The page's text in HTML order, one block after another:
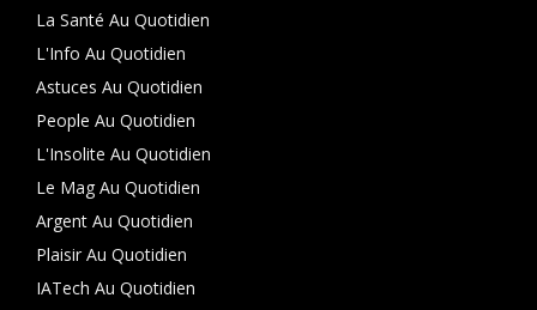
La Santé Au Quotidien
L'Info Au Quotidien
Astuces Au Quotidien
People Au Quotidien
L'Insolite Au Quotidien
Le Mag Au Quotidien
Argent Au Quotidien
Plaisir Au Quotidien
IATech Au Quotidien